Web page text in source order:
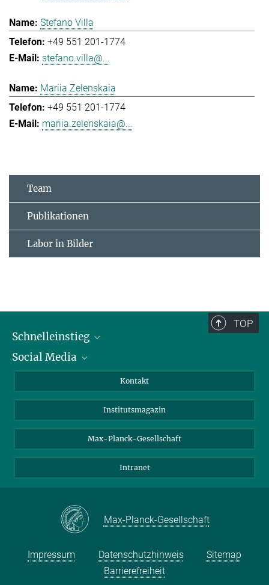
Stefano Villa
+49 551 201-1774
stefano.villa@...
Mariia Zelenskaia
+49 551 201-1774
mariia.zelenskaia@...
Team
Publikationen
Labor in Bilder
TOP
Schnelleinstieg
Alumni
Fördernde
Schulen
Studierende
Social Media
Bluesky
Facebook
YouTube
Kontakt
Institutsmagazin
Max-Planck-Gesellschaft
Intranet
Max-Planck-Gesellschaft
Impressum Datenschutzhinweis
Sitemap
Barrierefreiheit